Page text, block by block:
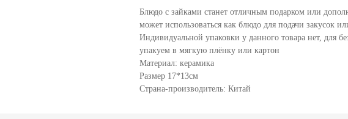
закусок
Кролик
белый
мал
65442-
3
СН10
Блюдо с зайками станет отличным подарком или
может использоваться как блюдо для подачи закусок
Индивидуальной упаковки у данного товара нет, для
упакуем в мягкую плёнку или картон
Материал: керамика
Размер 17*13см
Страна-производитель: Китай